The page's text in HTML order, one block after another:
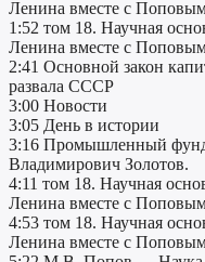
Ленина вместе с
1:52 том 18. Научная
Ленина вместе с
2:41 Основной закон
развала СССР
3:00 Новости
3:05 День в истории
3:16 Промышленный
Владимирович Золотов.
4:11 том 18. Научная
Ленина вместе с
4:53 том 18. Научная
Ленина вместе с